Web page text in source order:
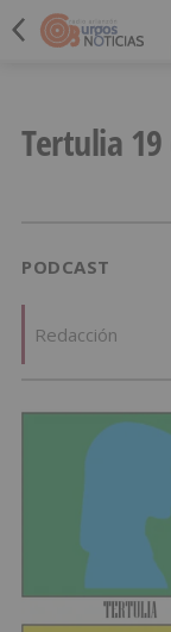
Tertulia
PODCAST
Redacción